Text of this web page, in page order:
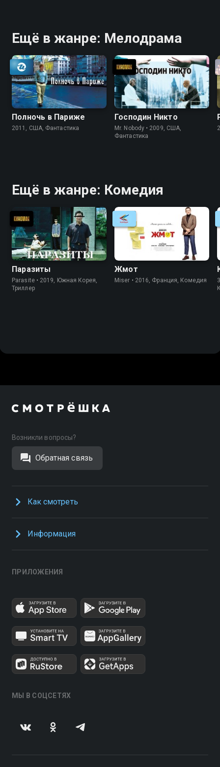
Ещё в жанре: Мелодрама
Полночь в Париже
2011, США, Фантастика
Господин Никто
Mr. Nobody • 2009, США,
Фантастика
Ещё в жанре: Комедия
Паразиты
Parasite • 2019, Южная Корея,
Триллер
Жмот
Miser • 2016, Франция, Комедия
Возникли вопросы?
Обратная связь
Как смотреть
Информация
ПРИЛОЖЕНИЯ
МЫ В СОЦСЕТЯХ